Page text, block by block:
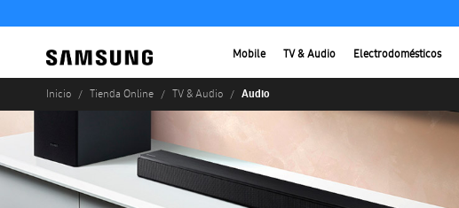
Mobile TV & Audio Electrodomésticos
Inicio Tienda Online TV & Audio Audio